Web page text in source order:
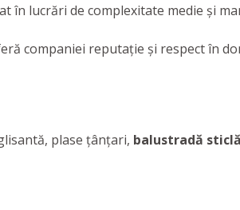
în lucrări de complexitate medie și
companiei reputaţie și respect în
plase țânțari, balustradă sticlă